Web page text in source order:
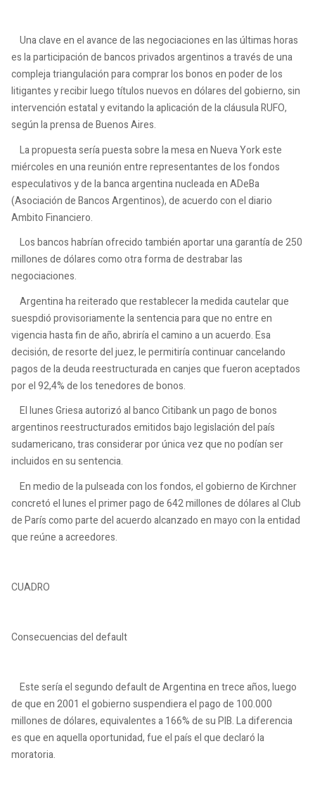
Una clave en el avance de las negociaciones en las últimas horas
es la participación de bancos privados argentinos a través de una
compleja triangulación para comprar los bonos en poder de los
litigantes y recibir luego títulos nuevos en dólares del gobierno, sin
intervención estatal y evitando la aplicación de la cláusula RUFO,
según la prensa de Buenos Aires.
La propuesta sería puesta sobre la mesa en Nueva York este
miércoles en una reunión entre representantes de los fondos
especulativos y de la banca argentina nucleada en ADeBa
(Asociación de Bancos Argentinos), de acuerdo con el diario
Ambito Financiero.
Los bancos habrían ofrecido también aportar una garantía de 250
millones de dólares como otra forma de destrabar las
negociaciones.
Argentina ha reiterado que restablecer la medida cautelar que
suespdió provisoriamente la sentencia para que no entre en
vigencia hasta fin de año, abriría el camino a un acuerdo. Esa
decisión, de resorte del juez, le permitiría continuar cancelando
pagos de la deuda reestructurada en canjes que fueron aceptados
por el 92,4% de los tenedores de bonos.
El lunes Griesa autorizó al banco Citibank un pago de bonos
argentinos reestructurados emitidos bajo legislación del país
sudamericano, tras considerar por única vez que no podían ser
incluidos en su sentencia.
En medio de la pulseada con los fondos, el gobierno de Kirchner
concretó el lunes el primer pago de 642 millones de dólares al Club
de París como parte del acuerdo alcanzado en mayo con la entidad
que reúne a acreedores.
CUADRO
Consecuencias del default
Este sería el segundo default de Argentina en trece años, luego
de que en 2001 el gobierno suspendiera el pago de 100.000
millones de dólares, equivalentes a 166% de su PIB. La diferencia
es que en aquella oportunidad, fue el país el que declaró la
moratoria.